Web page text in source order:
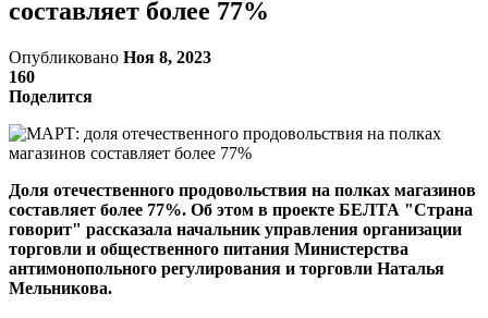
составляет более 77%
Опубликовано Ноя 8, 2023
160
Поделится
Доля отечественного продовольствия на полках магазинов
составляет более 77%. Об этом в проекте БЕЛТА "Страна
говорит" рассказала начальник управления организации
торговли и общественного питания Министерства
антимонопольного регулирования и торговли Наталья
Мельникова.